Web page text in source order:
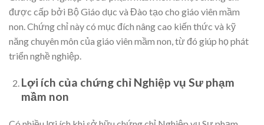
được cấp bởi Bộ Giáo dục và Đào tạo cho giáo viên mầm
non. Chứng chỉ này có mục đích nâng cao kiến thức và kỹ
năng chuyên môn của giáo viên mầm non, từ đó giúp họ phát
triển nghề nghiệp.
Lợi ích của chứng chỉ Nghiệp vụ Sư phạm
mầm non